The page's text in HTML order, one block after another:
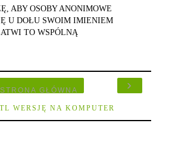
ABY OSOBY ANONIMOWE
U DOŁU SWOIM IMIENIEM
TO WSPÓLNĄ
›
STRONA GŁÓWNA
WERSJĘ NA KOMPUTER